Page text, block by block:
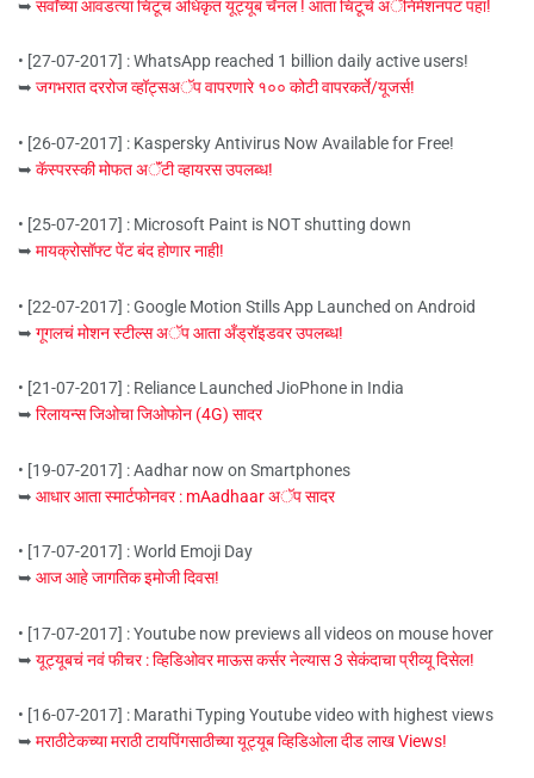
➥ सर्वांच्या आवडत्या चिंटूचं अधिकृत यूट्यूब चॅनल ! आता चिंटूचे अॅनिमेशनपट पहा!
• [27-07-2017] : WhatsApp reached 1 billion daily active users!
➥ जगभरात दररोज व्हॉट्सअॅप वापरणारे १०० कोटी वापरकर्ते/यूजर्स!
• [26-07-2017] : Kaspersky Antivirus Now Available for Free!
➥ कॅस्परस्की मोफत अॅंटी व्हायरस उपलब्ध!
• [25-07-2017] : Microsoft Paint is NOT shutting down
➥ मायक्रोसॉफ्ट पेंट बंद होणार नाही!
• [22-07-2017] : Google Motion Stills App Launched on Android
➥ गूगलचं मोशन स्टील्स अॅप आता अँड्रॉइडवर उपलब्ध!
• [21-07-2017] : Reliance Launched JioPhone in India
➥ रिलायन्स जिओचा जिओफोन (4G) सादर
• [19-07-2017] : Aadhar now on Smartphones
➥ आधार आता स्मार्टफोनवर : mAadhaar अॅप सादर
• [17-07-2017] : World Emoji Day
➥ आज आहे जागतिक इमोजी दिवस!
• [17-07-2017] : Youtube now previews all videos on mouse hover
➥ यूट्यूबचं नवं फीचर : व्हिडिओवर माऊस कर्सर नेल्यास 3 सेकंदाचा प्रीव्यू दिसेल!
• [16-07-2017] : Marathi Typing Youtube video with highest views
➥ मराठीटेकच्या मराठी टायपिंगसाठीच्या यूट्यूब व्हिडिओला दीड लाख Views!